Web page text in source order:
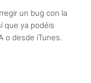
un bug con la
que ya podéis
o desde iTunes.